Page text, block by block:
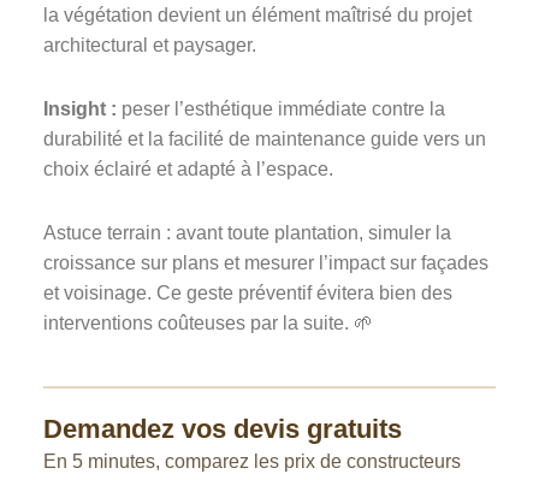
la végétation devient un élément maîtrisé du projet
architectural et paysager.
Insight : peser l’esthétique immédiate contre la
durabilité et la facilité de maintenance guide vers un
choix éclairé et adapté à l’espace.
Astuce terrain : avant toute plantation, simuler la
croissance sur plans et mesurer l’impact sur façades
et voisinage. Ce geste préventif évitera bien des
interventions coûteuses par la suite. 🌱
Demandez vos devis gratuits
En 5 minutes, comparez les prix de constructeurs